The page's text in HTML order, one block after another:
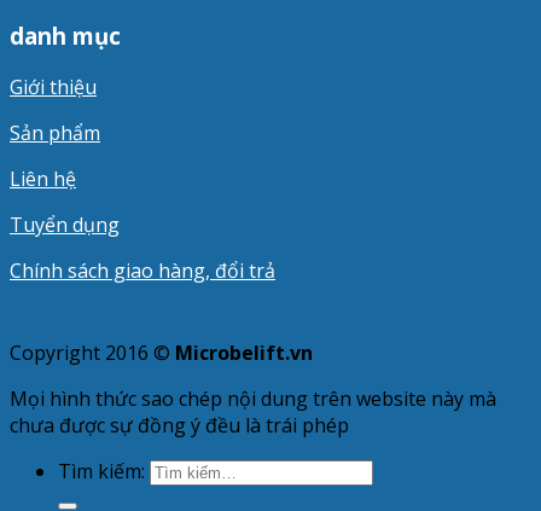
danh mục
Giới thiệu
Sản phẩm
Liên hệ
Tuyển dụng
Chính sách giao hàng, đổi trả
Copyright 2016 © Microbelift.vn
Mọi hình thức sao chép nội dung trên website này mà
chưa được sự đồng ý đều là trái phép
Tìm kiếm: